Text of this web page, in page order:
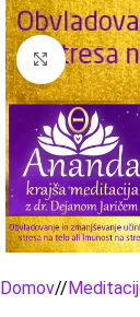
Click to
Domov/